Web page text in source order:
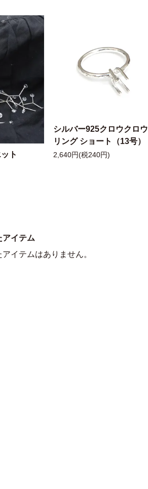
ト
シルバー925クロウクロウ
リング ショート（13号）
2,640円(税240円)
アイテム
イテムはありません。